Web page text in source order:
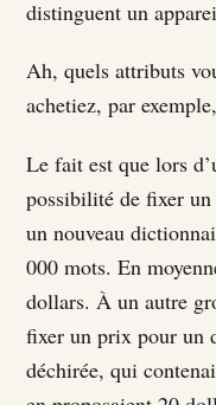
distinguent un
Ah, quels attributs
achetiez, par
Le fait est que lors
possibilité de fixer
un nouveau
000 mots. En
dollars. À un autre
fixer un prix pour un
déchirée, qui